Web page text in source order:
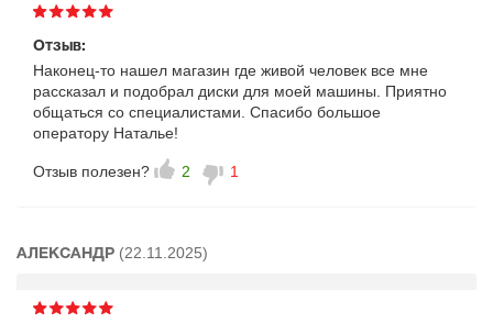
Отзыв:
Наконец-то нашел магазин где живой человек все мне
рассказал и подобрал диски для моей машины. Приятно
общаться со специалистами. Спасибо большое
оператору Наталье!
Отзыв полезен? 2 1
АЛЕКСАНДР (22.11.2025)